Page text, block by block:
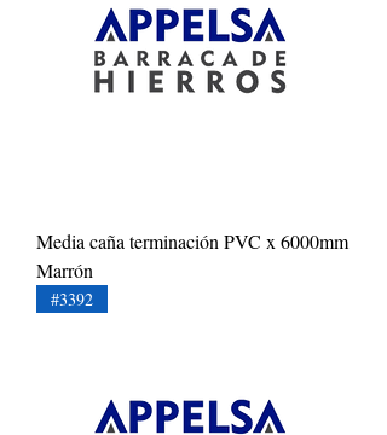
Media caña terminación PVC x 6000mm
Marrón
#3392